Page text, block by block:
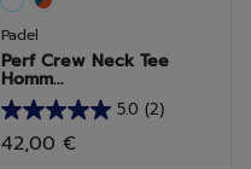
Padel
Perf Crew Neck Tee
Homm...
5.0 (2)
5.0
sur
42,00 €